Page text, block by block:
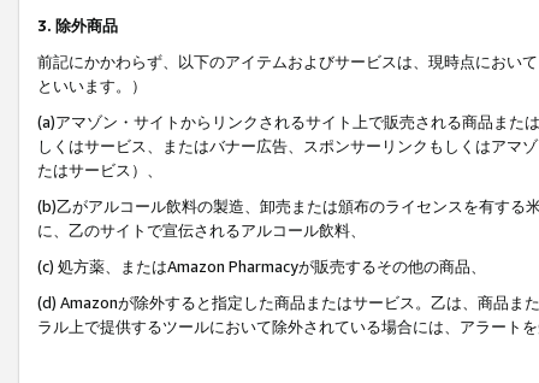
3. 除外商品
前記にかかわらず、以下のアイテムおよびサービスは、現時点におい
といいます。）
(a)アマゾン・サイトからリンクされるサイト上で販売される商品ま
しくはサービス、またはバナー広告、スポンサーリンクもしくはアマ
たはサービス）、
(b)乙がアルコール飲料の製造、卸売または頒布のライセンスを有す
に、乙のサイトで宣伝されるアルコール飲料、
(c) 処方薬、またはAmazon Pharmacyが販売するその他の商品、
(d) Amazonが除外すると指定した商品またはサービス。乙は、商品ま
ラル上で提供するツールにおいて除外されている場合には、アラート